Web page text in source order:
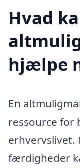
Hvad
hjælpe
En
ressource for
erhvervslivet.
færdigheder